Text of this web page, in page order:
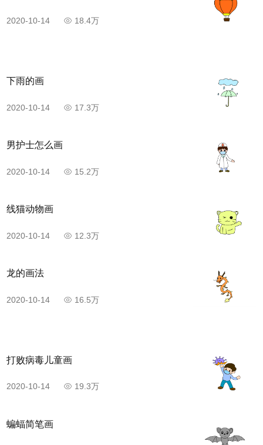
2020-10-14 18.4万
下雨的画
2020-10-14 17.3万
男护士怎么画
2020-10-14 15.2万
线猫动物画
2020-10-14 12.3万
龙的画法
2020-10-14 16.5万
打败病毒儿童画
2020-10-14 19.3万
蝙蝠简笔画